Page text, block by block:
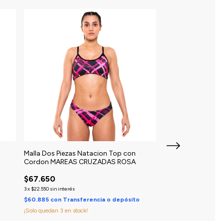
Malla Dos Piezas Natacion Top con
Cordon MAREAS CRUZADAS ROSA
$67.650
3x $22.550 sin interés
$60.885 con Transferencia o depósito
¡Solo quedan 3 en stock!